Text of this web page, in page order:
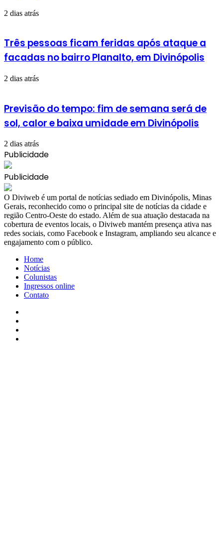
2 dias atrás
Três pessoas ficam feridas após ataque a
facadas no bairro Planalto, em Divinópolis
2 dias atrás
Previsão do tempo: fim de semana será de
sol, calor e baixa umidade em Divinópolis
2 dias atrás
Publicidade
Publicidade
​O Diviweb é um portal de notícias sediado em Divinópolis, Minas
Gerais, reconhecido como o principal site de notícias da cidade e
região Centro-Oeste do estado. Além de sua atuação destacada na
cobertura de eventos locais, o Diviweb mantém presença ativa nas
redes sociais, como Facebook e Instagram, ampliando seu alcance e
engajamento com o público.
Home
Notícias
Colunistas
Ingressos online
Contato